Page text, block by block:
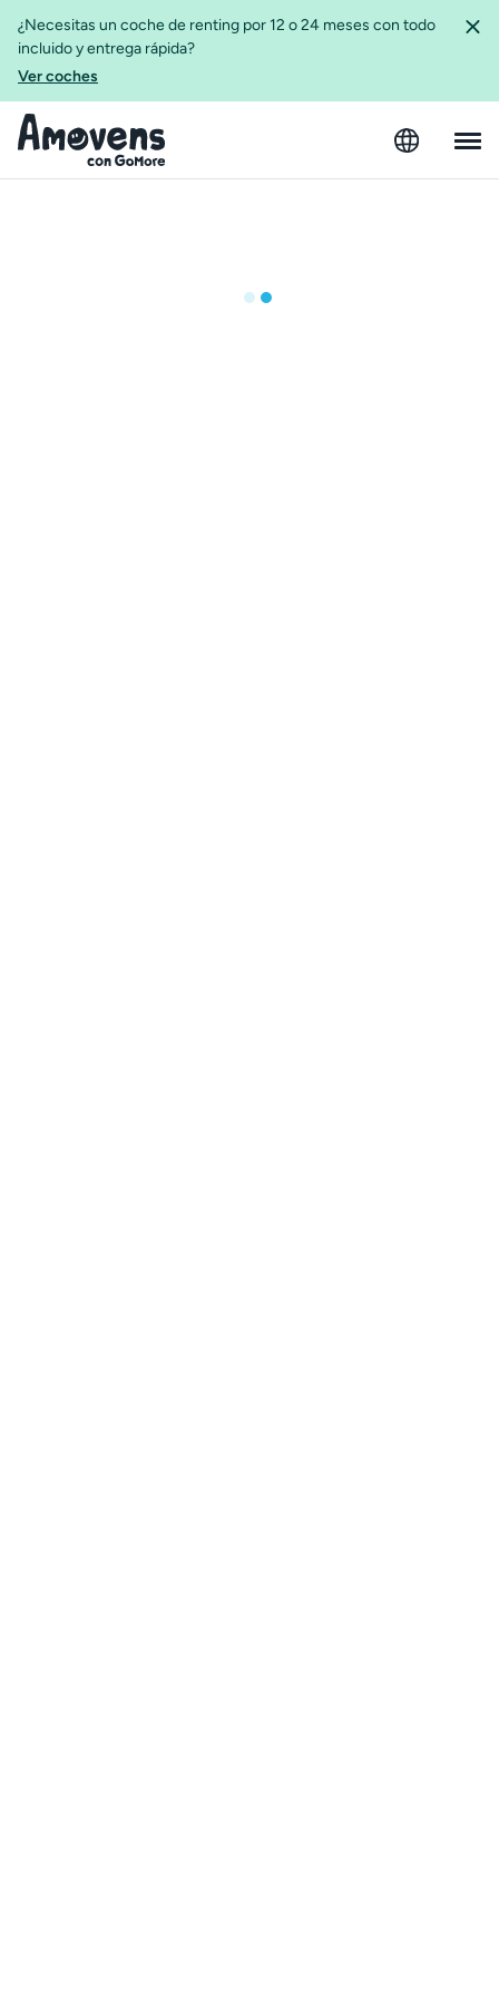
¿Necesitas un coche de renting por 12 o 24 meses con todo
incluido y entrega rápida?
Ver coches